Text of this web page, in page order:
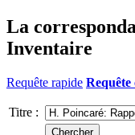
La
Inventaire
Requête rapide Requête
Titre :